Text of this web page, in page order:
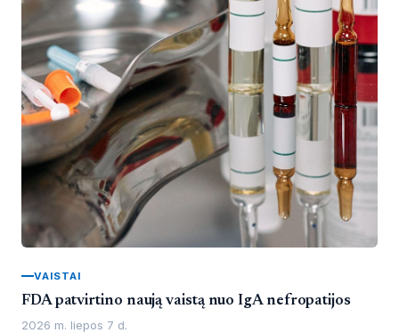
VAISTAI
FDA patvirtino naują vaistą nuo IgA nefropatijos
2026 m. liepos 7 d.